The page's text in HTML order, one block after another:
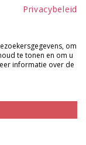
van comfy en
effortless
details
Privacybeleid
om
te tonen en om u
informatie over de